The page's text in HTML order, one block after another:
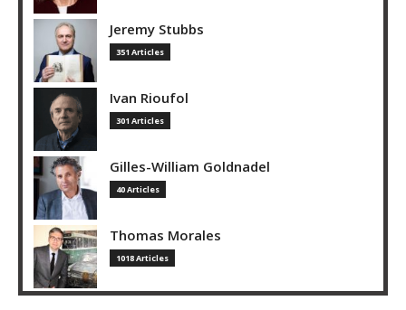
Jeremy Stubbs
351 Articles
Ivan Rioufol
301 Articles
Gilles-William Goldnadel
40 Articles
Thomas Morales
1018 Articles